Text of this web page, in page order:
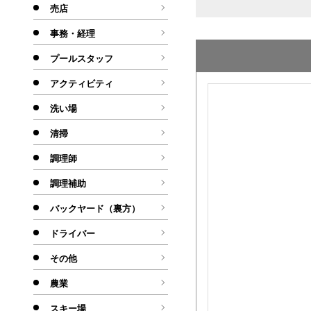
売店
事務・経理
プールスタッフ
アクティビティ
洗い場
清掃
調理師
調理補助
バックヤード（裏方）
ドライバー
その他
農業
スキー場